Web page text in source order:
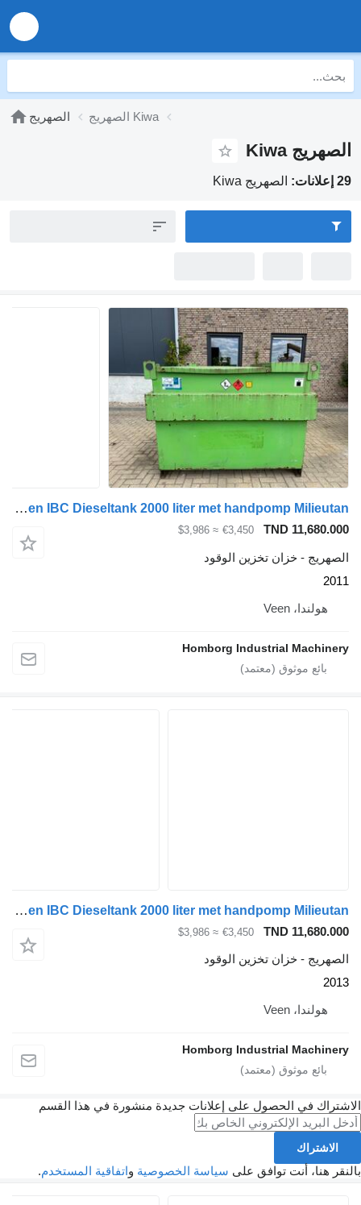
الصهريج
الصهريج Kiwa
Kiwa IBC Steenbergen IBC Dieseltank 2000 liter met handpomp Milieutan
TND
€3,450
≈ $3,986
تخزين الوقود
Homborg Industrial
Kiwa IBC Steenbergen IBC Dieseltank 2000 liter met handpomp Milieutan
TND
€3,450
≈ $3,986
تخزين الوقود
Homborg Industrial
الحصول على إعلانات جديدة منشورة في هذا القسم
توافق على سياسة الخصوصيةو اتفاقية المستخدم.